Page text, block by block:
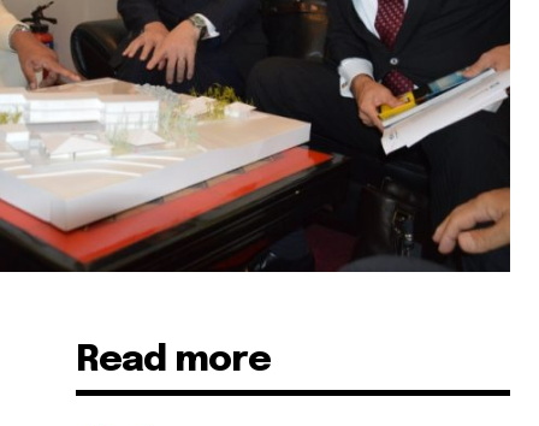
Read more